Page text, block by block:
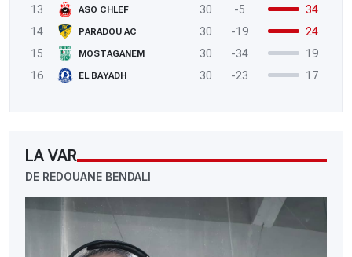
13
ASO CHLEF 30 -5
34
14
PARADOU AC 30 -19
24
15
MOSTAGANEM 30 -34
19
16
EL BAYADH 30 -23 17
LA VAR
DE REDOUANE BENDALI